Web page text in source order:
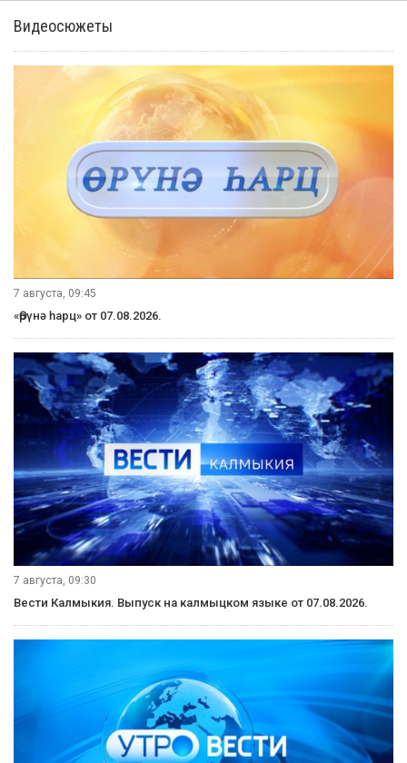
Видеосюжеты
7 августа, 09:45
«Өрүнә һарц» от 07.08.2026.
7 августа, 09:30
Вести Калмыкия. Выпуск на калмыцком языке от 07.08.2026.